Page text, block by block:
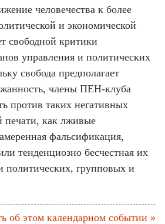
человечества к более
и экономической
свободной критики
управления и политических
свобода предполагает
члены ПЕН-клуба
против таких негативных
печати, как лживые
фальсификация,
тенденциозно бесчестная их
политических, групповых и
об этом календарном событии »